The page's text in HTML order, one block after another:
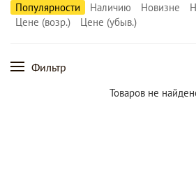
Популярности
Наличию Новизне
Цене (возр.)
Цене (убыв.)
Фильтр
Товаров не